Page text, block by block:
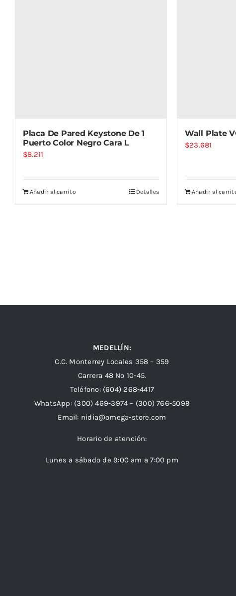
Placa De Pared Keystone De 1
Puerto Color Negro Cara L
$8.211
Añadir al carrito Detalles
Wall Plate
$23.681
Añadir al
MEDELLÍN:
C.C. Monterrey Locales 358 – 359
Carrera 48 Nº 10-45.
Teléfono: (604) 268-4417
WhatsApp: (300) 469-3974 – (300) 766-5099
Email: nidia@omega-store.com
Horario de atención:
Lunes a sábado de 9:00 am a 7:00 pm